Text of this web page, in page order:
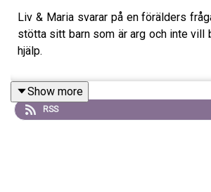
Liv & Maria svarar på en förälders
stötta sitt barn som är arg och inte vill
hjälp.
Show more
RSS